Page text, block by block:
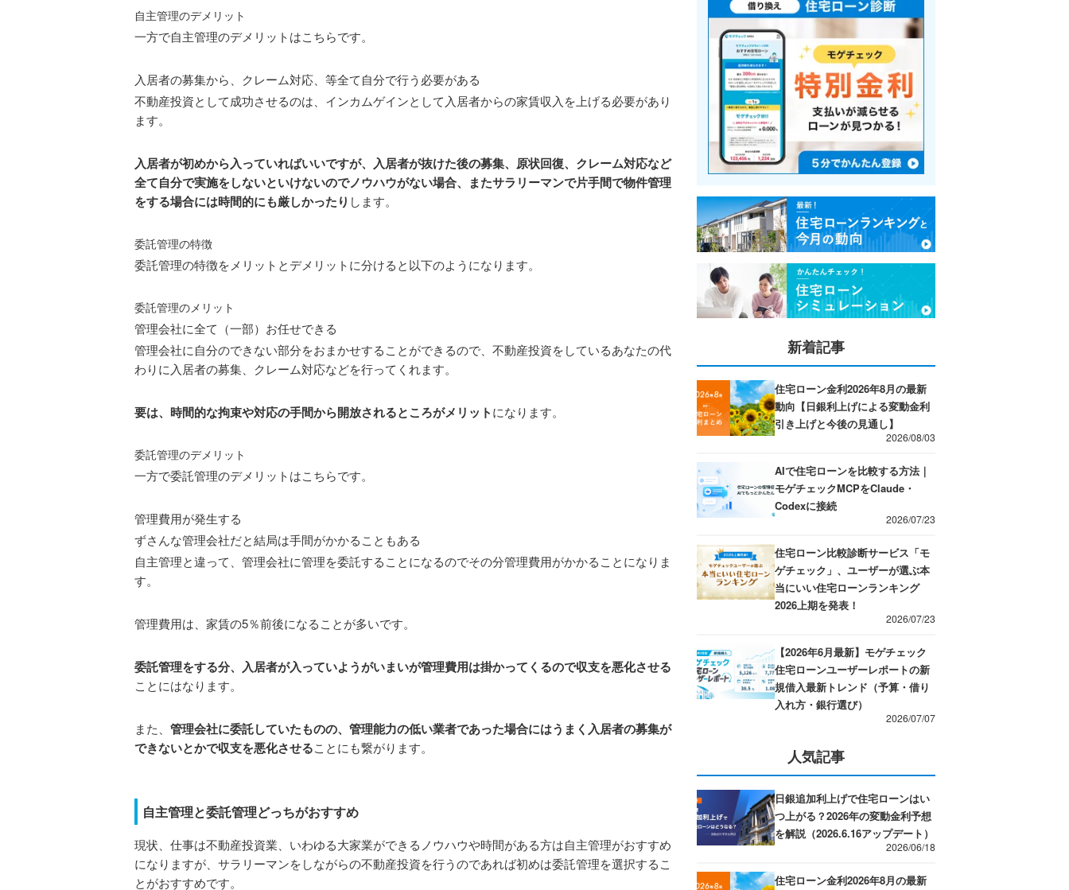
自主管理のデメリット
一方で自主管理のデメリットはこちらです。
入居者の募集から、クレーム対応、等全て自分で行う必要がある
不動産投資として成功させるのは、インカムゲインとして入居者からの家賃収入を上げる必要があり
ます。
入居者が初めから入っていればいいですが、入居者が抜けた後の募集、原状回復、クレーム対応など
全て自分で実施をしないといけないのでノウハウがない場合、またサラリーマンで片手間で物件管理
をする場合には時間的にも厳しかったり します。
委託管理の特徴
委託管理の特徴をメリットとデメリットに分けると以下のようになります。
委託管理のメリット
管理会社に全て（一部）お任せできる
管理会社に自分のできない部分をおまかせすることができるので、不動産投資をしているあなたの代
わりに入居者の募集、クレーム対応などを行ってくれます。
要は、時間的な拘束や対応の手間から開放されるところがメリットになります。
委託管理のデメリット
一方で委託管理のデメリットはこちらです。
管理費用が発生する
ずさんな管理会社だと結局は手間がかかることもある
自主管理と違って、管理会社に管理を委託することになるのでその分管理費用がかかることになりま
す。
管理費用は、家賃の5％前後になることが多いです。
委託管理をする分、入居者が入っていようがいまいが管理費用は掛かってくるので収支を悪化させる
ことにはなります。
また、 管理会社に委託していたものの、管理能力の低い業者であった場合にはうまく入居者の募集が
できないとかで収支を悪化させることにも繋がります。
自主管理と委託管理どっちがおすすめ
現状、仕事は不動産投資業、いわゆる大家業ができるノウハウや時間がある方は自主管理がおすすめ
になりますが、サラリーマンをしながらの不動産投資を行うのであれば初めは委託管理を選択するこ
とがおすすめです。
新着記事
住宅ローン金利2026年8月の最新
動向【日銀利上げによる変動金利
引き上げと今後の見通し】
2026/08/03
AIで住宅ローンを比較する方法｜
モゲチェックMCPをClaude・
Codexに接続
2026/07/23
住宅ローン比較診断サービス「モ
ゲチェック」、ユーザーが選ぶ本
当にいい住宅ローンランキング
2026上期を発表！
2026/07/23
【2026年6月最新】モゲチェック
住宅ローンユーザーレポートの新
規借入最新トレンド（予算・借り
入れ方・銀行選び）
2026/07/07
人気記事
日銀追加利上げで住宅ローンはい
つ上がる？2026年の変動金利予想
を解説（2026.6.16アップデート）
2026/06/18
住宅ローン金利2026年8月の最新